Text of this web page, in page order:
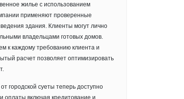
жилье с использованием
применяют проверенные
здания. Клиенты могут лично
владельцами готовых домов.
к каждому требованию клиента и
расчет позволяет оптимизировать
городской суеты теперь доступно
включая кредитование и